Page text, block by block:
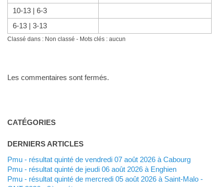
10-13 | 6-3
6-13 | 3-13
Classé dans : Non classé - Mots clés : aucun
Les commentaires sont fermés.
CATÉGORIES
DERNIERS ARTICLES
Pmu - résultat quinté de vendredi 07 août 2026 à Cabourg
Pmu - résultat quinté de jeudi 06 août 2026 à Enghien
Pmu - résultat quinté de mercredi 05 août 2026 à Saint-Malo -